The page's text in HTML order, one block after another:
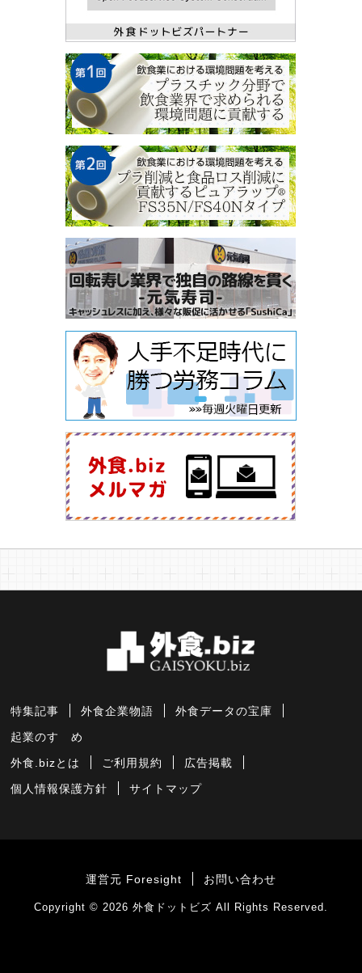
特集記事 外食企業物語 外食データの宝庫
起業のすゝめ
外食.bizとは ご利用規約 広告掲載
個人情報保護方針 サイトマップ
運営元 Foresight お問い合わせ
Copyright © 2026 外食ドットビズ All Rights Reserved.